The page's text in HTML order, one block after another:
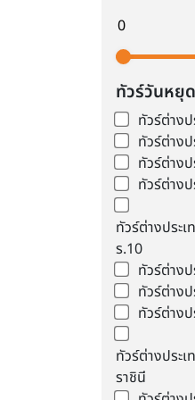
ทัวร์วันหยุ
ทัวร์ต่าง
ทัวร์ต่าง
ทัวร์ต่าง
ทัวร์ต่าง
ทัวร์ต่างประ
ร.10
ทัวร์ต่างป
ทัวร์ต่าง
ทัวร์ต่าง
ทัวร์ต่างประ
ราชินี